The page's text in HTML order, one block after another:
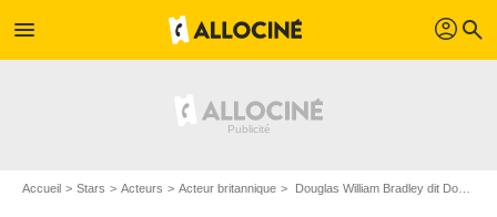
menu profil search
Accueil Stars Acteurs Acteur britannique Douglas William Bradley dit Doug Bradley